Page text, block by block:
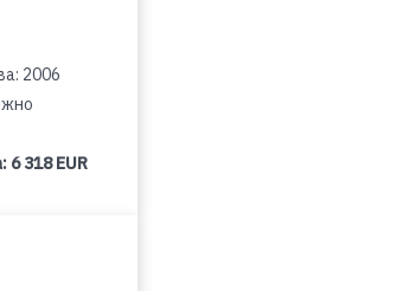
2006
6 318 EUR